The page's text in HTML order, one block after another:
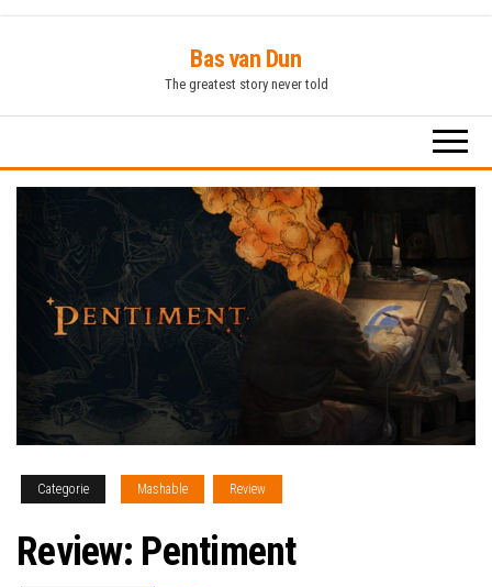
inhoud
Bas van Dun
The greatest story never told
Categorie Mashable Review
Review: Pentiment